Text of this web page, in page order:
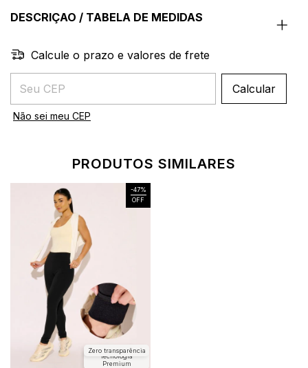
DESCRIÇAO / TABELA DE MEDIDAS
Calcule o prazo e valores de frete
Entregas para o CEP:
Calcular
Não sei meu CEP
PRODUTOS SIMILARES
-47%
OFF
Tecnologia
Premium
Zero transparência